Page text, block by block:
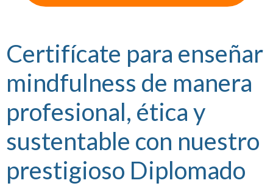
Certifícate para enseñar
mindfulness de manera
profesional, ética y
sustentable con nuestro
prestigioso Diplomado